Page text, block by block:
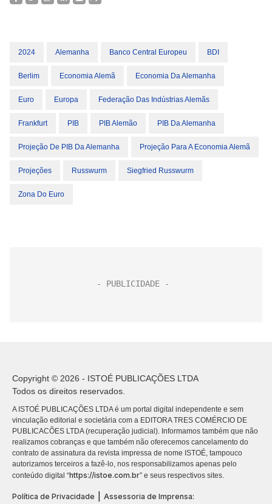
2024 Alemanha Banco Central Europeu BDI
Berlim Economia Alemã Economia Da Alemanha
Euro Europa Federação Das Indústrias Alemãs
Frankfurt PIB PIB Alemão PIB Da Alemanha
Projeção De PIB Da Alemanha Projeção Para A Economia Alemã
Projeções Russwurm Siegfried Russwurm
Zona Do Euro
Copyright © 2026 - ISTOÉ PUBLICAÇÕES LTDA
Todos os direitos reservados.
A ISTOÉ PUBLICAÇÕES LTDA é um portal digital independente e sem
vinculação editorial e societária com a EDITORA TRES COMÉRCIO DE
PUBLICACÕES LTDA (recuperação judicial). Informamos também que não
realizamos cobranças e que também não oferecemos cancelamento do
contrato de assinatura da revista impressa de nome ISTOÉ, tampouco
autorizamos terceiros a fazê-lo, nos responsabilizamos apenas pelo
conteúdo digital “https://istoe.com.br” e seus respectivos sites.
Política de Privacidade Assessoria de Imprensa: